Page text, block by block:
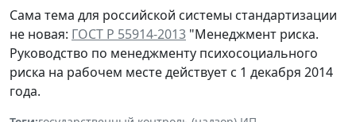
Сама тема для российской системы стандартизации
не новая: ГОСТ Р 55914-2013 "Менеджмент риска.
Руководство по менеджменту психосоциального
риска на рабочем месте действует с 1 декабря 2014
года.